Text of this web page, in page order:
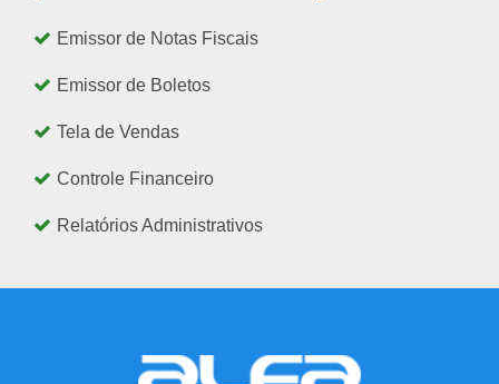
Emissor de Notas Fiscais
Emissor de Boletos
Tela de Vendas
Controle Financeiro
Relatórios Administrativos